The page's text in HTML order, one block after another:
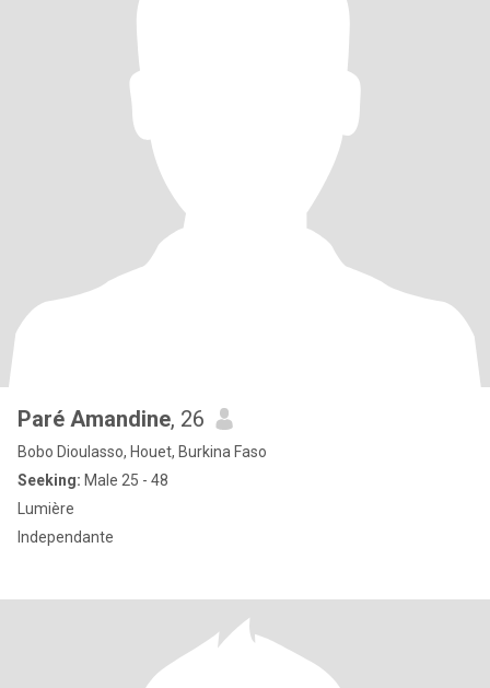
Paré Amandine, 26
Bobo Dioulasso, Houet, Burkina Faso
Seeking: Male 25 - 48
Lumière
Independante